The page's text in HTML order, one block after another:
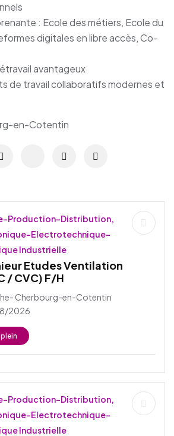
: Ecole des métiers, Ecole du
digitales en libre accès, Co-
avantageux
de travail collaboratifs modernes et
en-Cotentin
Production-Distribution,
Electrotechnique-
Industrielle
Etudes Ventilation
/ CVC) F/H
Cherbourg-en-Cotentin
2026
Production-Distribution,
Electrotechnique-
Industrielle